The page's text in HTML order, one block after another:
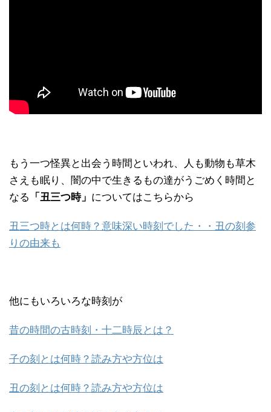
もう一つ怪異と出会う時間といわれ、人も動物も草木
さえも眠り、闇の中で生きるもの達がうごめく時間と
なる
「丑三つ時」 についてはこちらから
丑三つ時とは何時？意味深い時刻でした・・丑の刻参
りの由来も
他にもいろいろな時刻が
昔の時間の古時刻・十二時辰とは？
子の刻とは何時？読み方や方位は
丑の刻とは何時？読み方や方位は